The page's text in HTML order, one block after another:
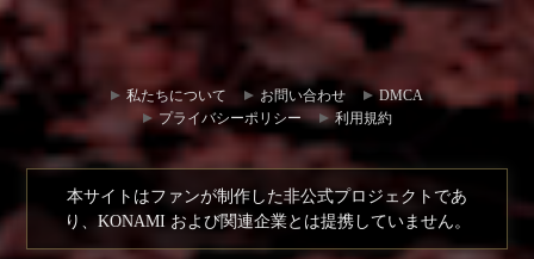
ニティ
ハブ
お問い
合わせ
私たちについて お問い合わせ
DMCA
プライバシーポリシー
利用規約
本サイトはファンが制作した非公式プロジェクトであ
り、KONAMI および関連企業とは提携していません。